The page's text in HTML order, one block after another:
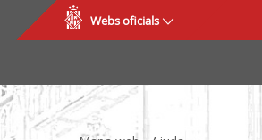
Webs oficials